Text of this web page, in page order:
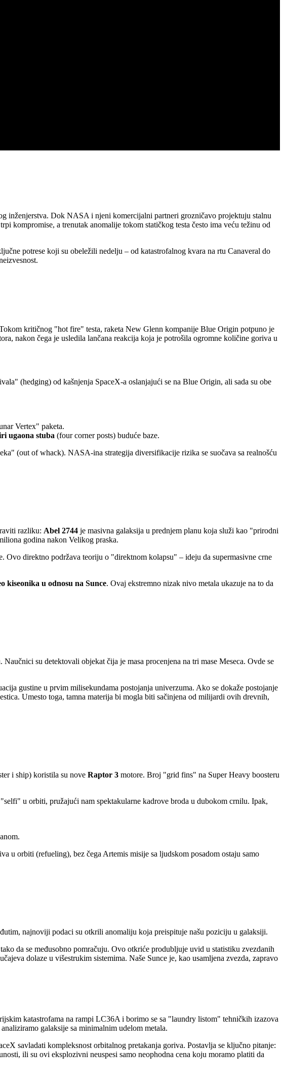
inženjerstva. Dok NASA i njeni komercijalni partneri grozničavo projektuju stalnu
kompromise, a trenutak anomalije tokom statičkog testa često ima veću težinu od
potrese koji su obeležili nedelju – od katastrofalnog kvara na rtu Canaveral do
kritičnog "hot fire" testa, raketa New Glenn kompanije Blue Origin potpuno je
nakon čega je usledila lančana reakcija koja je potrošila ogromne količine goriva u
(hedging) od kašnjenja SpaceX-a oslanjajući se na Blue Origin, ali sada su obe
Vertex" paketa.
ugaona stuba (four corner posts) buduće baze.
(out of whack). NASA-ina strategija diversifikacije rizika se suočava sa realnošću
razliku: Abel 2744 je masivna galaksija u prednjem planu koja služi kao "prirodni
godina nakon Velikog praska.
Ovo direktno podržava teoriju o "direktnom kolapsu" – ideju da supermasivne crne
kiseonika u odnosu na Sunce. Ovaj ekstremno nizak nivo metala ukazuje na to da
su detektovali objekat čija je masa procenjena na tri mase Meseca. Ovde se
gustine u prvim milisekundama postojanja univerzuma. Ako se dokaže postojanje
Umesto toga, tamna materija bi mogla biti sačinjena od milijardi ovih drevnih,
i ship) koristila su nove Raptor 3 motore. Broj "grid fins" na Super Heavy boosteru
u orbiti, pružajući nam spektakularne kadrove broda u dubokom crnilu. Ipak,
u orbiti (refueling), bez čega Artemis misije sa ljudskom posadom ostaju samo
najnoviji podaci su otkrili anomaliju koja preispituje našu poziciju u galaksiji.
da se međusobno pomračuju. Ovo otkriće produbljuje uvid u statistiku zvezdanih
dolaze u višestrukim sistemima. Naše Sunce je, kao usamljena zvezda, zapravo
katastrofama na rampi LC36A i borimo se sa "laundry listom" tehničkih izazova
galaksije sa minimalnim udelom metala.
savladati kompleksnost orbitalnog pretakanja goriva. Postavlja se ključno pitanje:
ili su ovi eksplozivni neuspesi samo neophodna cena koju moramo platiti da